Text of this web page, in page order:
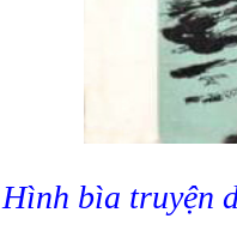
Hình bìa truyện